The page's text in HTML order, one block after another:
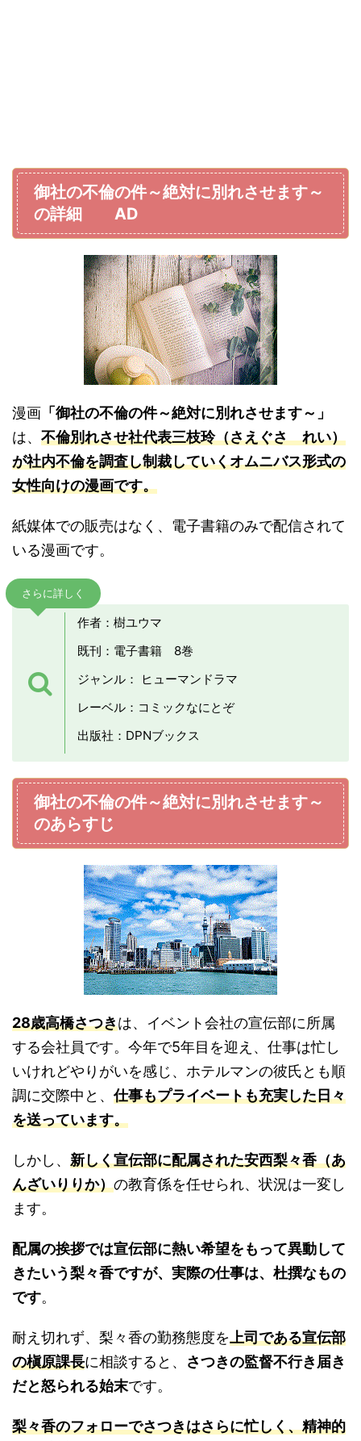
御社の不倫の件～絶対に別れさせます～
の詳細 AD
漫画 「御社の不倫の件～絶対に別れさせます～」
は、 不倫別れさせ社代表三枝玲（さえぐさ れい）
が社内不倫を調査し制裁していくオムニバス形式の
女性向けの漫画です。
紙媒体での販売はなく、電子書籍のみで配信されて
いる漫画です。
さらに詳しく
作者：樹ユウマ
既刊：電子書籍 8巻
ジャンル： ヒューマンドラマ
レーベル：コミックなにとぞ
出版社：DPNブックス
御社の不倫の件～絶対に別れさせます～
のあらすじ
28歳高橋さつきは、イベント会社の宣伝部に所属
する会社員です。今年で5年目を迎え、仕事は忙し
いけれどやりがいを感じ、ホテルマンの彼氏とも順
調に交際中と、仕事もプライベートも充実した日々
を送っています。
しかし、 新しく宣伝部に配属された安西梨々香（あ
んざいりりか）の教育係を任せられ、状況は一変し
ます。
配属の挨拶では宣伝部に熱い希望をもって異動して
きたいう梨々香ですが、実際の仕事は、杜撰なもの
です。
耐え切れず、梨々香の勤務態度を上司である宣伝部
の槇原課長に相談すると、 さつきの監督不行き届き
だと怒られる始末です。
梨々香のフォローでさつきはさらに忙しく、精神的